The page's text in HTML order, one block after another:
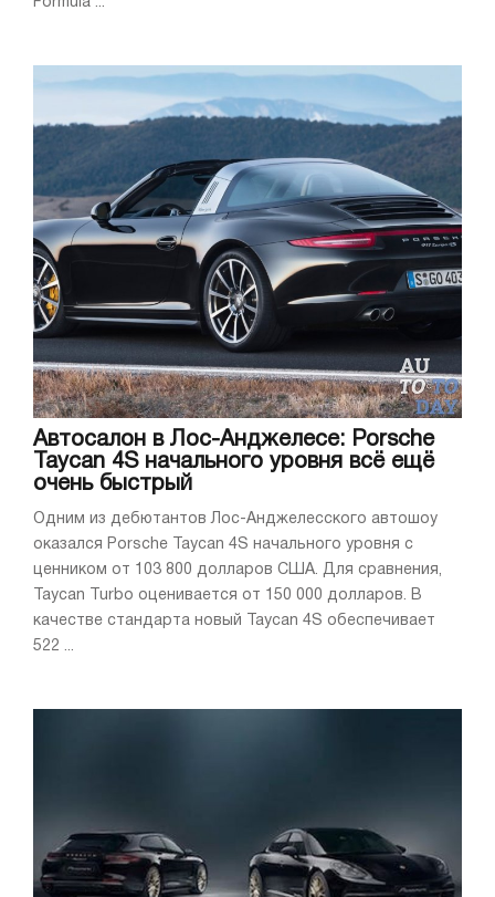
Formula ...
Автосалон в Лос-Анджелесе: Porsche
Taycan 4S начального уровня всё ещё
очень быстрый
Одним из дебютантов Лос-Анджелесского автошоу
оказался Porsche Taycan 4S начального уровня с
ценником от 103 800 долларов США. Для сравнения,
Taycan Turbo оценивается от 150 000 долларов. В
качестве стандарта новый Taycan 4S обеспечивает
522 ...